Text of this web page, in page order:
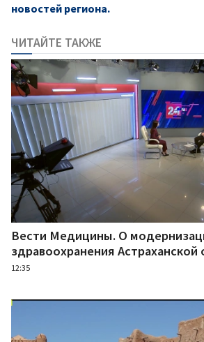
новостей региона.
ЧИТАЙТЕ ТАКЖЕ
Вести Медицины. О
здравоохранения Астраханской
12:35